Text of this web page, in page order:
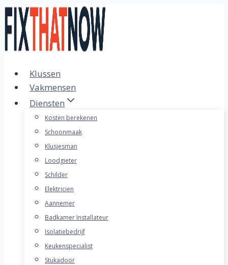
Doorgaan
naar
inhoud
Klussen
Vakmensen
Diensten
Kosten berekenen
Schoonmaak
Klusjesman
Loodgieter
Schilder
Elektricien
Aannemer
Badkamer Installateur
Isolatiebedrijf
Keukenspecialist
Stukadoor